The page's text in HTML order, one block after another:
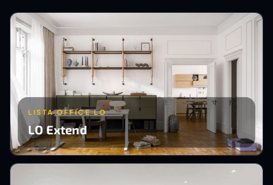
LISTA OFFICE LO
LO Extend